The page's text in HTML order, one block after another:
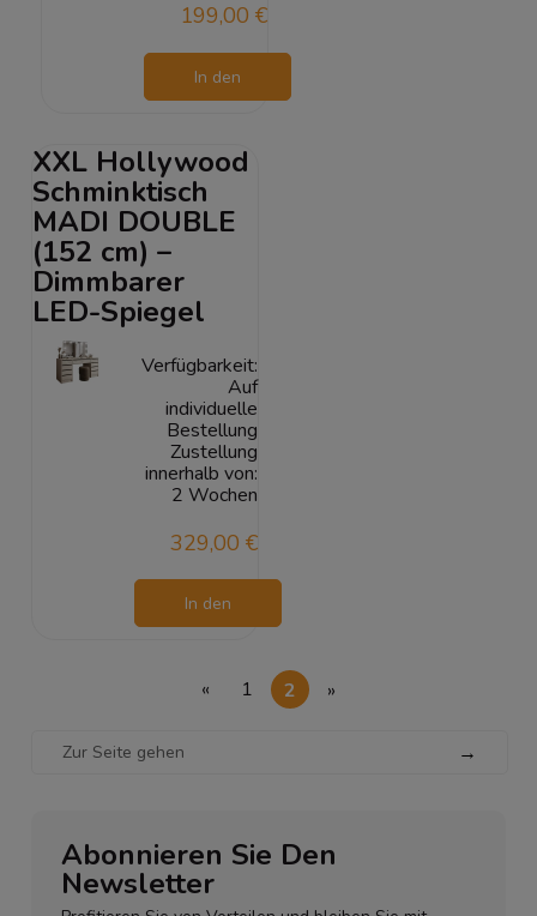
199,00 €
In den
XXL Hollywood
Schminktisch
MADI DOUBLE
(152 cm) –
Dimmbarer
LED-Spiegel
Verfügbarkeit:
Auf
individuelle
Bestellung
Zustellung
innerhalb von:
2 Wochen
329,00 €
In den
→
« 1 2 »
Abonnieren Sie Den
Newsletter